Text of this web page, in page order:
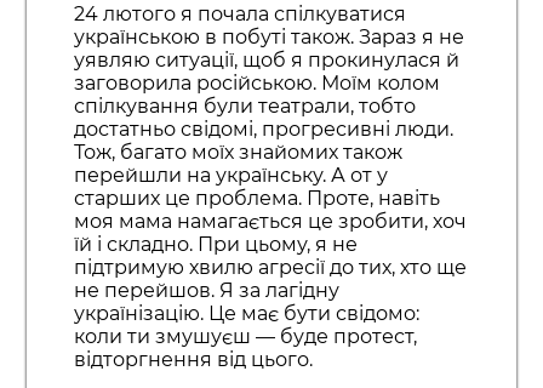
24 лютого я почала спілкуватися
українською в побуті також. Зараз я не
уявляю ситуації, щоб я прокинулася й
заговорила російською. Моїм колом
спілкування були театрали, тобто
достатньо свідомі, прогресивні люди.
Тож, багато моїх знайомих також
перейшли на українську. А от у
старших це проблема. Проте, навіть
моя мама намагається це зробити, хоч
їй і складно. При цьому, я не
підтримую хвилю агресії до тих, хто ще
не перейшов. Я за лагідну
українізацію. Це має бути свідомо:
коли ти змушуєш — буде протест,
відторгнення від цього.